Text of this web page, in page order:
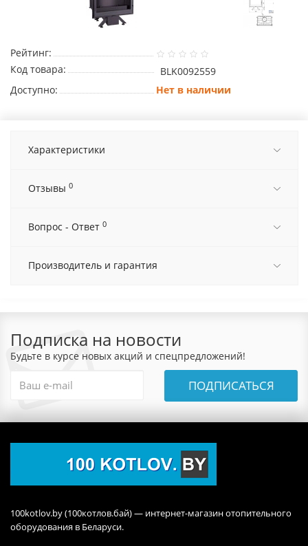
Рейтинг:
Код товара:
BLK0092559
Доступно:
Нет в наличии
Характеристики
Отзывы 0
Вопрос - Ответ 0
Производитель и гарантия
Подписка на новости
Будьте в курсе новых акций и спецпредложений!
ПОДПИСАТЬСЯ
100kotlov.by (100котлов.бай) — интернет-магазин отопительного
оборудования в Беларуси.